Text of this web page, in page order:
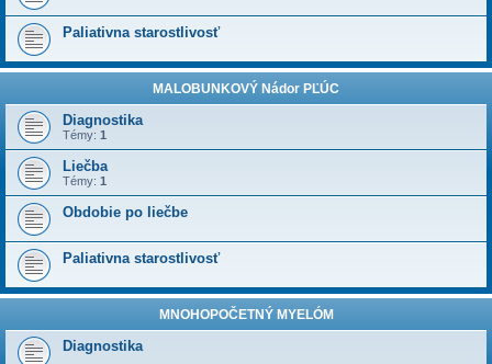
Paliativna starostlivosť
MALOBUNKOVÝ Nádor PĽÚC
Diagnostika
Témy: 1
Liečba
Témy: 1
Obdobie po liečbe
Paliativna starostlivosť
MNOHOPOČETNÝ MYELÓM
Diagnostika